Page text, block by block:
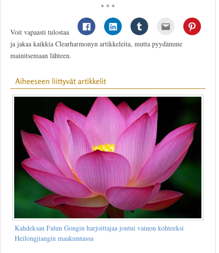
* * *
Voit vapaasti tulostaa
ja jakaa kaikkia Clearharmonyn artikkeleita, mutta pyydämme
mainitsemaan lähteen.
Aiheeseen liittyvät artikkelit
Kahdeksan Falun Gongin harjoittajaa joutui vainon kohteeksi
Heilongjiangin maakunnassa